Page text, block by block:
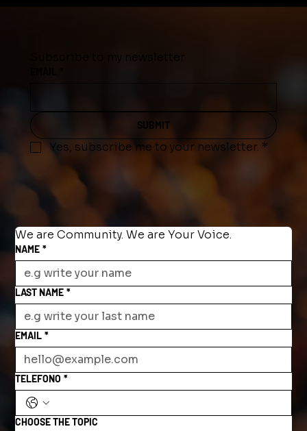
Subscribe to my newsletter
SUBMIT
Yes, subscribe me to your newsletter. *
We are Community. We are Your Voice.
NAME *
LAST NAME *
EMAIL *
TELEFONO *
CHOOSE THE TOPIC